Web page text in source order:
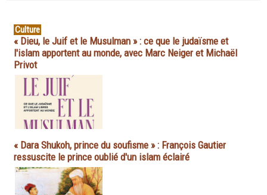
Culture
« Dieu, le Juif et le Musulman » : ce que le judaïsme et
l'islam apportent au monde, avec Marc Neiger et Michaël
Privot
« Dara Shukoh, prince du soufisme » : François Gautier
ressuscite le prince oublié d'un islam éclairé